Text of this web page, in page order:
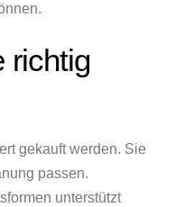
richtig
gekauft werden. Sie
passen.
unterstützt